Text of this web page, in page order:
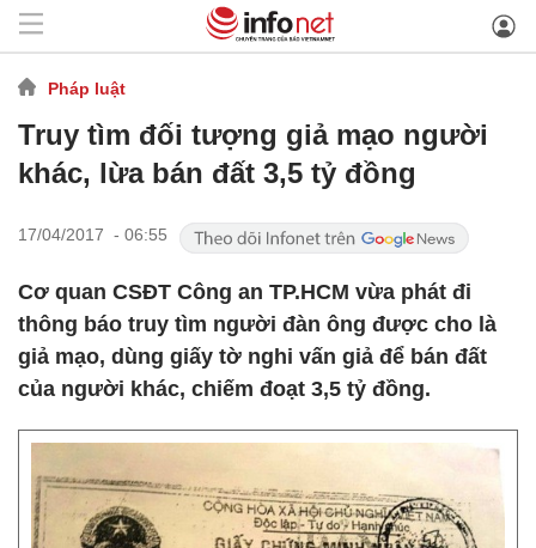
Pháp luật
Truy tìm đối tượng giả mạo người
khác, lừa bán đất 3,5 tỷ đồng
17/04/2017 - 06:55
Cơ quan CSĐT Công an TP.HCM vừa phát đi
thông báo truy tìm người đàn ông được cho là
giả mạo, dùng giấy tờ nghi vấn giả để bán đất
của người khác, chiếm đoạt 3,5 tỷ đồng.